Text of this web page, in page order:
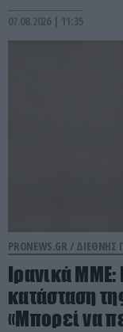
07.08.2026 | 11:35
PRONEWS.GR / ΔΙΕΘΝΗΣ
Ιρανικά ΜΜΕ:
κατάσταση
«Μπορεί να